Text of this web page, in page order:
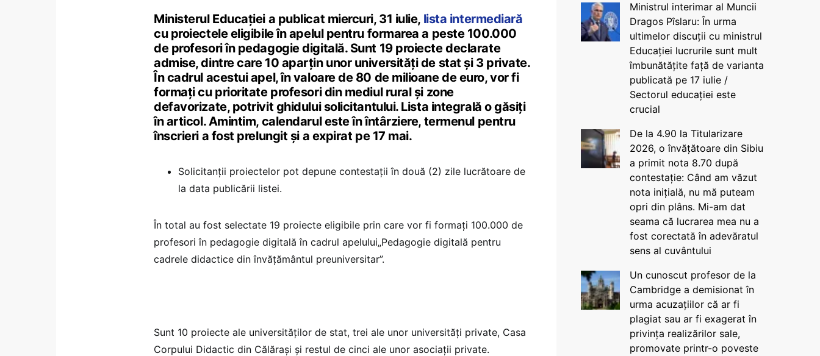
Ministerul Educației a publicat miercuri, 31 iulie, lista intermediară
cu proiectele eligibile în apelul pentru formarea a peste 100.000
de profesori în pedagogie digitală. Sunt 19 proiecte declarate
admise, dintre care 10 aparțin unor universități de stat și 3 private.
În cadrul acestui apel, în valoare de 80 de milioane de euro, vor fi
formați cu prioritate profesori din mediul rural și zone
defavorizate, potrivit ghidului solicitantului. Lista integrală o găsiți
în articol. Amintim, calendarul este în întârziere, termenul pentru
înscrieri a fost prelungit și a expirat pe 17 mai.
Solicitanții proiectelor pot depune contestații în două (2) zile lucrătoare de
la data publicării listei.
În total au fost selectate 19 proiecte eligibile prin care vor fi formați 100.000 de
profesori în pedagogie digitală în cadrul apelului„Pedagogie digitală pentru
cadrele didactice din învățământul preuniversitar”.
Sunt 10 proiecte ale universităților de stat, trei ale unor universități private, Casa
Corpului Didactic din Călărași și restul de cinci ale unor asociații private.
Ministrul interimar al Muncii
Dragos Pîslaru: În urma
ultimelor discuții cu ministrul
Educației lucrurile sunt mult
îmbunătățite față de varianta
publicată pe 17 iulie /
Sectorul educației este
crucial
De la 4.90 la Titularizare
2026, o învățătoare din Sibiu
a primit nota 8.70 după
contestație: Când am văzut
nota inițială, nu mă puteam
opri din plâns. Mi-am dat
seama că lucrarea mea nu a
fost corectată în adevăratul
sens al cuvântului
Un cunoscut profesor de la
Cambridge a demisionat în
urma acuzațiilor că ar fi
plagiat sau ar fi exagerat în
privința realizărilor sale,
promovate printr-o poveste